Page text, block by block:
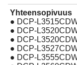
Yhteensopivuus
● DCP-
● DCP-
● DCP-
● DCP-
● DCP-